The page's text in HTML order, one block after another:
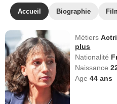
Accueil Biographie
Métiers
plus
Nationalité
Naissance
Age44 ans